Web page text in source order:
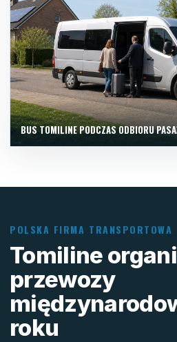
BUS TOMILINE PODCZAS ODBIORU
POLSKA FIRMA TRANSPORTOWA
Tomiline
przewozy
roku